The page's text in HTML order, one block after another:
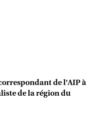
de l’AIP à
de la région du